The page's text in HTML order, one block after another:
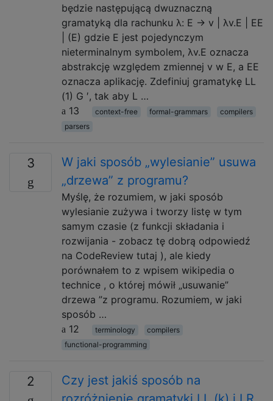
będzie następującą dwuznaczną
gramatyką dla rachunku λ: E → v | λv.E | EE
| (E) gdzie E jest pojedynczym
nieterminalnym symbolem, λv.E oznacza
abstrakcję względem zmiennej v w E, a EE
oznacza aplikację. Zdefiniuj gramatykę LL
(1) G ′, tak aby L …
13
context-free formal-grammars
compilers
parsers
3
W jaki sposób „wylesianie” usuwa
„drzewa” z programu?
Myślę, że rozumiem, w jaki sposób
wylesianie zużywa i tworzy listę w tym
samym czasie (z funkcji składania i
rozwijania - zobacz tę dobrą odpowiedź
na CodeReview tutaj ), ale kiedy
porównałem to z wpisem wikipedia o
technice , o której mówił „usuwanie”
drzewa ”z programu. Rozumiem, w jaki
sposób …
12
terminology
compilers
functional-programming
2
Czy jest jakiś sposób na